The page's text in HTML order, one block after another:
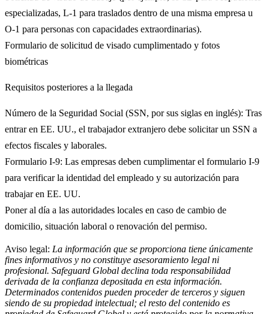
especializadas, L-1 para traslados dentro de una misma empresa u
O-1 para personas con capacidades extraordinarias).
Formulario de solicitud de visado cumplimentado y fotos
biométricas​
Requisitos posteriores a la llegada
Número de la Seguridad Social (SSN, por sus siglas en inglés): Tras
entrar en EE. UU., el trabajador extranjero debe solicitar un SSN a
efectos fiscales y laborales.​
Formulario I-9: Las empresas deben cumplimentar el formulario I-9
para verificar la identidad del empleado y su autorización para
trabajar en EE. UU.
Poner al día a las autoridades locales en caso de cambio de
domicilio, situación laboral o renovación del permiso.
Aviso legal: La información que se proporciona tiene únicamente
fines informativos y no constituye asesoramiento legal ni
profesional. Safeguard Global declina toda responsabilidad
derivada de la confianza depositada en esta información.
Determinados contenidos pueden proceder de terceros y siguen
siendo de su propiedad intelectual; el resto del contenido es